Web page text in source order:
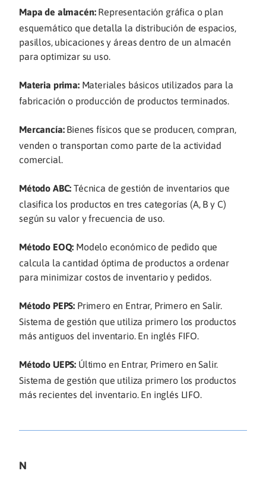
Mapa de almacén:Representación gráfica o plan
esquemático que detalla la distribución de espacios,
pasillos, ubicaciones y áreas dentro de un almacén
para optimizar su uso.
Materia prima: Materiales básicos utilizados para la
fabricación o producción de productos terminados.
Mercancía:Bienes físicos que se producen, compran,
venden o transportan como parte de la actividad
comercial.
Método ABC: Técnica de gestión de inventarios que
clasifica los productos en tres categorías (A, B y C)
según su valor y frecuencia de uso.
Método EOQ: Modelo económico de pedido que
calcula la cantidad óptima de productos a ordenar
para minimizar costos de inventario y pedidos.
Método PEPS: Primero en Entrar, Primero en Salir.
Sistema de gestión que utiliza primero los productos
más antiguos del inventario. En inglés FIFO.
Método UEPS: Último en Entrar, Primero en Salir.
Sistema de gestión que utiliza primero los productos
más recientes del inventario. En inglés LIFO.
N